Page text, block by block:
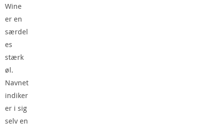
Wine
er en
særdel
es
stærk
øl.
Navnet
indiker
er i sig
selv en